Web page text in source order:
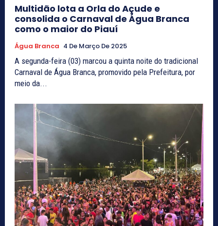
Multidão lota a Orla do Açude e
consolida o Carnaval de Água Branca
como o maior do Piauí
Água Branca 4 De Março De 2025
A segunda-feira (03) marcou a quinta noite do tradicional
Carnaval de Água Branca, promovido pela Prefeitura, por
meio da...